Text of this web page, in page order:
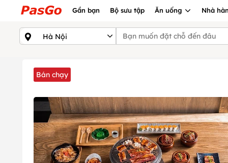
Gần bạn Bộ sưu tập Ăn uống Nhà
Bán chạy